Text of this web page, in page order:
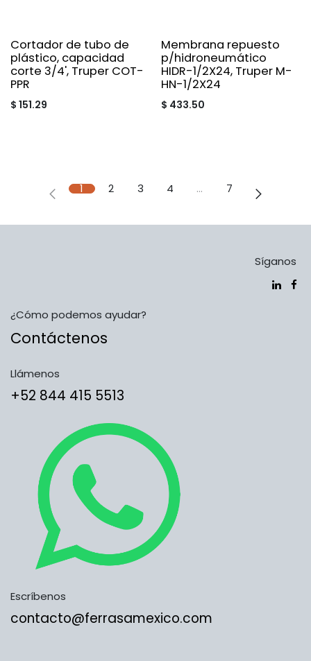
Cortador de tubo de
plástico, capacidad
corte 3/4', Truper COT-
PPR
$ 151.29
Membrana repuesto
p/hidroneumático
HIDR-1/2X24, Truper M-
HN-1/2X24
$ 433.50
1 2 3 4 … 7
Síganos
¿Cómo podemos ayudar?
Contáctenos
Llámenos
​​​​​​​​​​​​+5​2​ ​8​4​4​ ​4​1​5​ 5​5​1​3​​​​​​​​​​​​​​
Escríbenos
contacto@ferrasamexico.com